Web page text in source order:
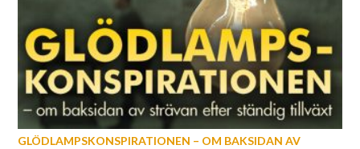
GLÖDLAMPSKONSPIRATIONEN – OM BAKSIDAN AV